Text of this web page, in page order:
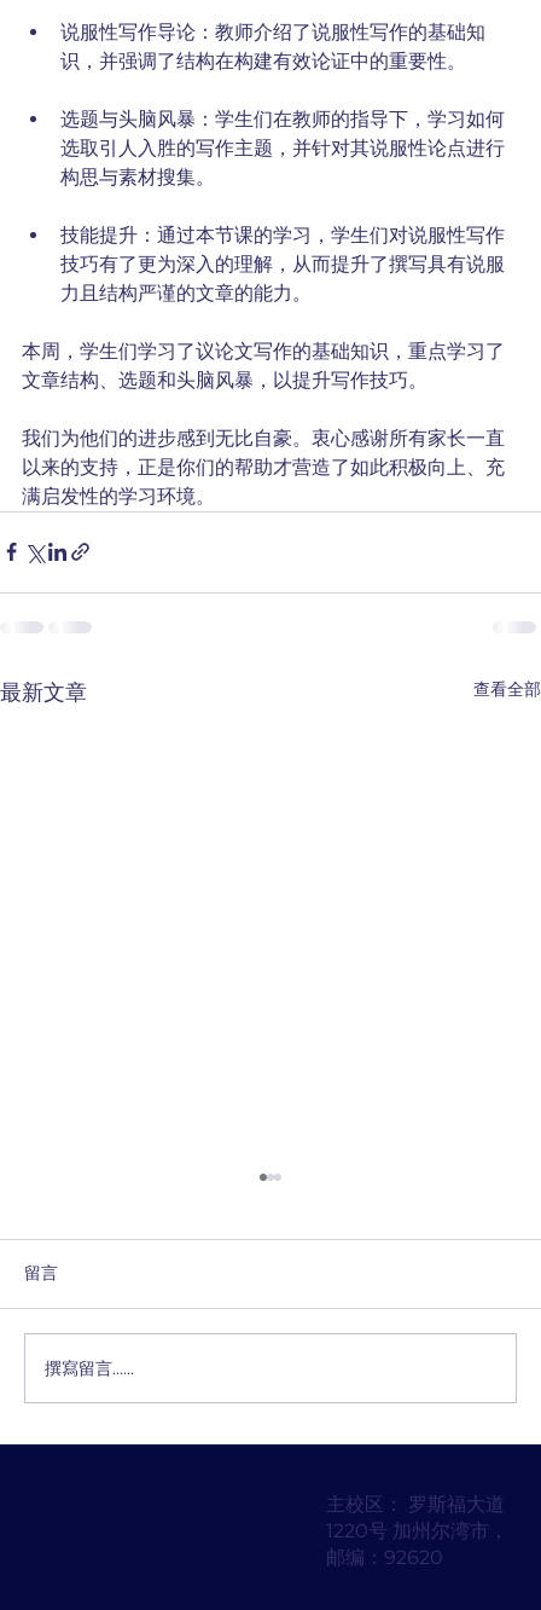
说服性写作导论：教师介绍了说服性写作的基础知
识，并强调了结构在构建有效论证中的重要性。
选题与头脑风暴：学生们在教师的指导下，学习如何
选取引人入胜的写作主题，并针对其说服性论点进行
构思与素材搜集。
技能提升：通过本节课的学习，学生们对说服性写作
技巧有了更为深入的理解，从而提升了撰写具有说服
力且结构严谨的文章的能力。
本周，学生们学习了议论文写作的基础知识，重点学习了
文章结构、选题和头脑风暴，以提升写作技巧。
我们为他们的进步感到无比自豪。衷心感谢所有家长一直
以来的支持，正是你们的帮助才营造了如此积极向上、充
满启发性的学习环境。
最新文章 查看全部
留言
撰寫留言......
主校区： 罗斯福大道
1220号 加州尔湾市，
邮编：92620